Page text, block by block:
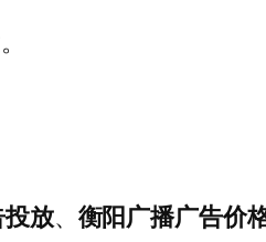
放、 衡阳广播广告价